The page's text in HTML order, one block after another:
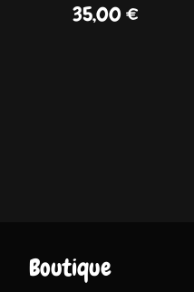
35,00€
Boutique